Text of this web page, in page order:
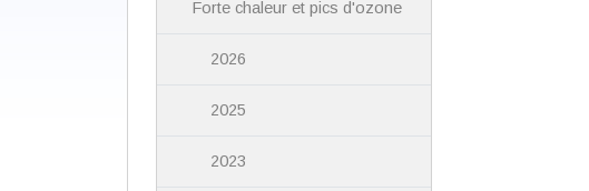
Forte chaleur et pics d'ozone
2026
2025
2023